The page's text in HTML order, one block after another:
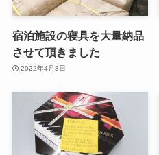
宿泊施設の寝具を大量納品
させて頂きました
2022年4月8日